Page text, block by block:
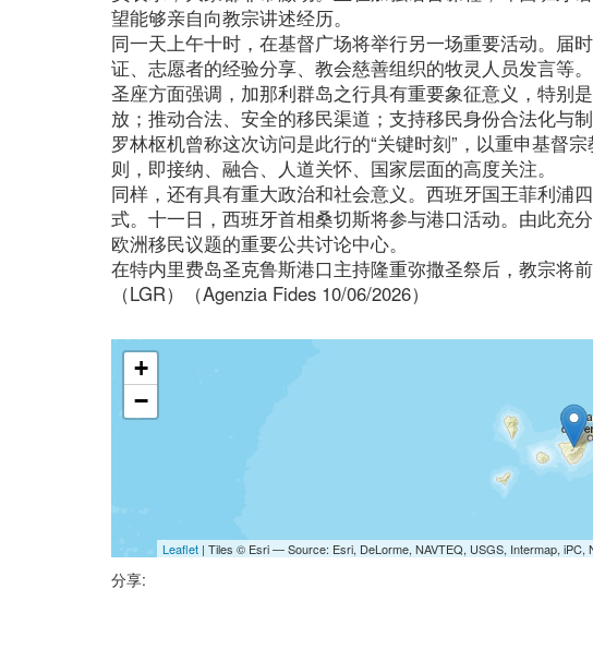
望能够亲自向教宗讲述经历。
同一天上午十时，在基督广场将举行另一场重要活动。届
证、志愿者的经验分享、教会慈善组织的牧灵人员发言等。
圣座方面强调，加那利群岛之行具有重要象征意义，特别
放；推动合法、安全的移民渠道；支持移民身份合法化与
罗林枢机曾称这次访问是此行的“关键时刻”，以重申基督
则，即接纳、融合、人道关怀、国家层面的高度关注。
同样，还有具有重大政治和社会意义。西班牙国王菲利浦
式。十一日，西班牙首相桑切斯将参与港口活动。由此充
欧洲移民议题的重要公共讨论中心。
在特内里费岛圣克鲁斯港口主持隆重弥撒圣祭后，教宗将
（LGR）（Agenzia Fides 10/06/2026）
+
−
Leaflet| Tiles © Esri — Source: Esri, DeLorme, NAVTEQ, USGS, Intermap, iPC,
分享: